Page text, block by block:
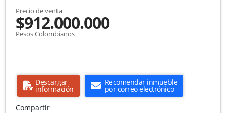
Precio de venta
$912.000.000
Pesos Colombianos
Descargar
información
Recomendar inmueble
por correo electrónico
Compartir